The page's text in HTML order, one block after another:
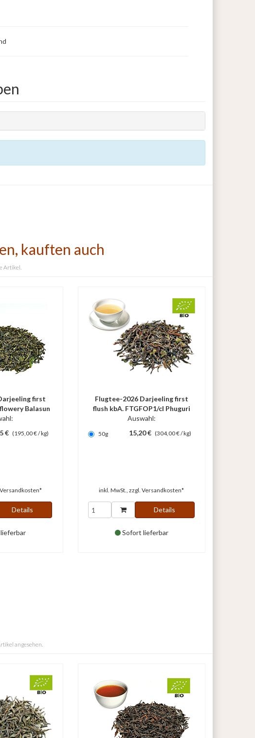
kauften auch
Artikel.
first
Balasun
€ (195,00 € / kg)
Versandkosten*
Details
Flugtee-2026 Darjeeling first
flush kbA. FTGFOP1/cl Phuguri
Dj6
Auswahl:
50g 15,20 € (304,00 € / kg)
inkl. MwSt., zzgl.Versandkosten*
Details
Sofort lieferbar
angesehen.